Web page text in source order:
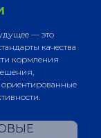
— это
качества
кормления